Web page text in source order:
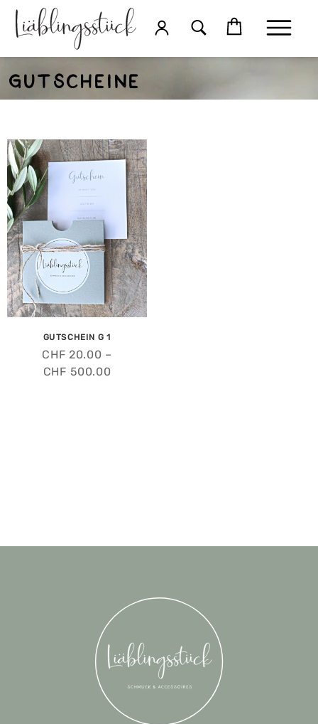
Gutscheine
GUTSCHEIN G 1
CHF 20.00 –
CHF 500.00